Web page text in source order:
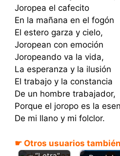
Joropea el cafecito
En la mañana en el fogón
El estero garza y cielo,
Joropean con emoción
Joropeando va la vida,
La esperanza y la ilusión
El trabajo y la constancia
De un hombre trabajador,
Porque el joropo es la
De mi llano y mi folclor.
☛ Otros usuarios
- Simón Díaz